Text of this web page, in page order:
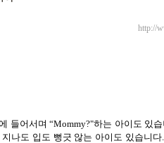
http://
들어서며 “Mommy?"하는 아이도 있
나도 입도 뻥긋 않는 아이도 있습니